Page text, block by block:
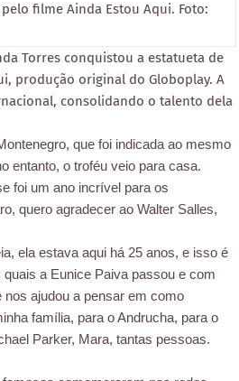
filme Ainda Estou Aqui. Foto:
Torres conquistou a estatueta de
produção original do Globoplay. A
consolidando o talento dela
que foi indicada ao mesmo
entanto, o troféu veio para casa.
foi um ano incrível para os
quero agradecer ao Walter Salles,
ela estava aqui há 25 anos, e isso é
a Eunice Paiva passou e com
ajudou a pensar em como
família, para o Andrucha, para o
Parker, Mara, tantas pessoas.